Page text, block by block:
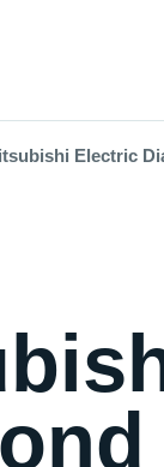
Electric